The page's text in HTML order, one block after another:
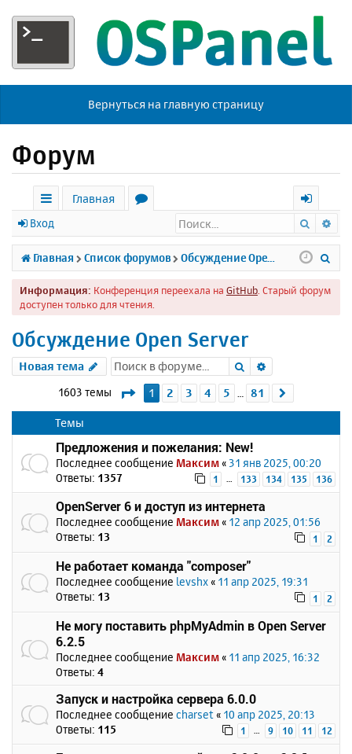
Вернуться на главную страницу
Форум
с
ы
л
к
Главная
р
у
м
х
о
д
Вход Поиск
Главная Список форумов
Информация: Конференция переехала на GitHub . Старый форум
доступен только для чтения.
Обсуждение Open Server
Новая тема Поиск
1603 темы Страница1 из 81
1 2 3 4 5 81
Темы
Предложения и пожелания: New!
Последнее сообщение Максим « 31 янв 2025, 00:20
Ответы: 1357 1 … 133 134 135 136
OpenServer 6 и доступ из интернета
Последнее сообщение Максим « 12 апр 2025, 01:56
Ответы: 13 1 2
Не работает команда "composer"
Последнее сообщение levshx « 11 апр 2025, 19:31
Ответы: 13 1 2
Не могу поставить phpMyAdmin в Open Server
6.2.5
Последнее сообщение Максим « 11 апр 2025, 16:32
Ответы: 4
Запуск и настройка сервера 6.0.0
Последнее сообщение charset « 10 апр 2025, 20:13
Ответы: 115 1 … 9 10 11 12